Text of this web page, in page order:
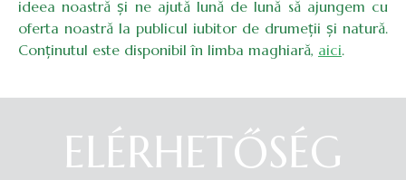
ideea noastră și ne ajută lună de lună să ajungem cu
oferta noastră la publicul iubitor de drumeții și natură.
Conținutul este disponibil în limba maghiară, aici.
ELÉRHETŐSÉG